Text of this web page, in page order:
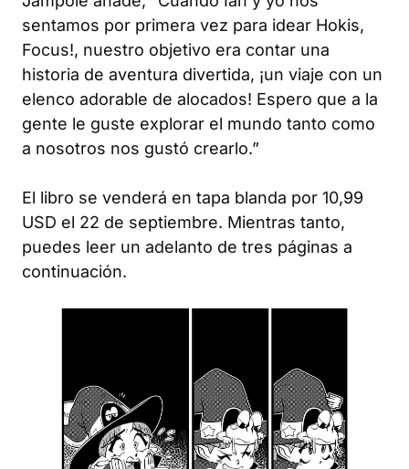
sentamos por primera vez para idear Hokis,
Focus!, nuestro objetivo era contar una
historia de aventura divertida, ¡un viaje con un
elenco adorable de alocados! Espero que a la
gente le guste explorar el mundo tanto como
a nosotros nos gustó crearlo.”
El libro se venderá en tapa blanda por 10,99
USD el 22 de septiembre. Mientras tanto,
puedes leer un adelanto de tres páginas a
continuación.